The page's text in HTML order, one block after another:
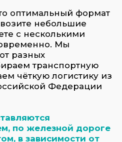
Италию
дорога +
и